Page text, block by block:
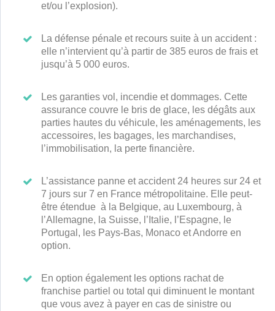
et/ou l’explosion).
La défense pénale et recours suite à un accident :
elle n’intervient qu’à partir de 385 euros de frais et
jusqu’à 5 000 euros.
Les garanties vol, incendie et dommages. Cette
assurance couvre le bris de glace, les dégâts aux
parties hautes du véhicule, les aménagements, les
accessoires, les bagages, les marchandises,
l’immobilisation, la perte financière.
L’assistance panne et accident 24 heures sur 24 et
7 jours sur 7 en France métropolitaine. Elle peut-
être étendue à la Belgique, au Luxembourg, à
l’Allemagne, la Suisse, l’Italie, l’Espagne, le
Portugal, les Pays-Bas, Monaco et Andorre en
option.
En option également les options rachat de
franchise partiel ou total qui diminuent le montant
que vous avez à payer en cas de sinistre ou